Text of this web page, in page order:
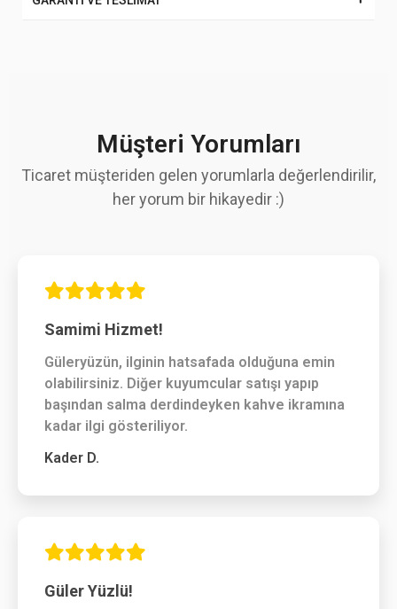
Müşteri Yorumları
Ticaret müşteriden gelen yorumlarla değerlendirilir,
her yorum bir hikayedir :)
Samimi Hizmet!
Güleryüzün, ilginin hatsafada olduğuna emin
olabilirsiniz. Diğer kuyumcular satışı yapıp
başından salma derdindeyken kahve ikramına
kadar ilgi gösteriliyor.
Kader D.
Güler Yüzlü!